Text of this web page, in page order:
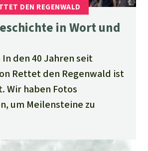
in Wort und
In den 40 Jahren seit
Rettet den Regenwald ist
Wir haben Fotos
um Meilensteine zu